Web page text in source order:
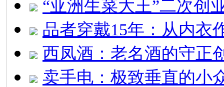
“亚洲生菜大王”二次创
品者穿戴15年：从内衣
西凤酒：老名酒的守正
卖手电：极致垂直的小